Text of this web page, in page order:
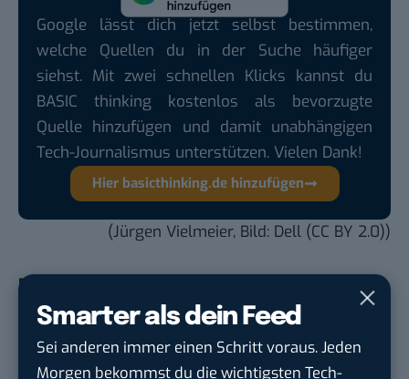
Smarter als dein Feed
Sei anderen immer einen Schritt voraus. Jeden
Morgen bekommst du die wichtigsten Tech-
Google lässt dich jetzt selbst bestimmen,
welche Quellen du in der Suche häufiger
siehst. Mit zwei schnellen Klicks kannst du
BASIC thinking kostenlos als bevorzugte
Quelle hinzufügen und damit unabhängigen
Tech-Journalismus unterstützen. Vielen Dank!
Hier basicthinking.de hinzufügen
(Jürgen Vielmeier, Bild: Dell (CC BY 2.0))
Du möchtest nicht abgehängt werden
KI, Green Tech und die Tech-Themen von Morgen
geht? Über 12.000 smarte Leser bekommen jeden
Tag UPDATE, unser Tech-Briefing mit den